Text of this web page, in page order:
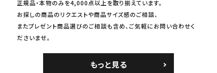
正規品・本物のみを4,000点以上を取り揃えています。
お探しの商品のリクエストや商品サイズ感のご相談、
またプレゼント商品選びのご相談も含め、ご気軽にお問い合わせく
ださいませ。
もっと見る